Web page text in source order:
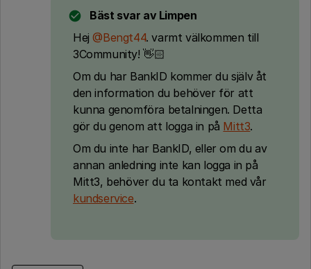
Bäst svar av Limpen
Hej ​@Bengt44. varmt välkommen till
3Community! 👋🏻
Om du har BankID kommer du själv åt
den information du behöver för att
kunna genomföra betalningen. Detta
gör du genom att logga in på Mitt3.
Om du inte har BankID, eller om du av
annan anledning inte kan logga in på
Mitt3, behöver du ta kontakt med vår
kundservice.